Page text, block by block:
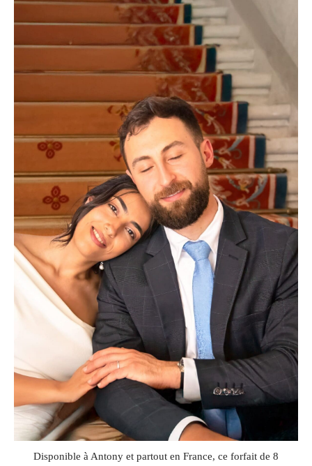
Disponible à Antony et partout en France, ce forfait de 8